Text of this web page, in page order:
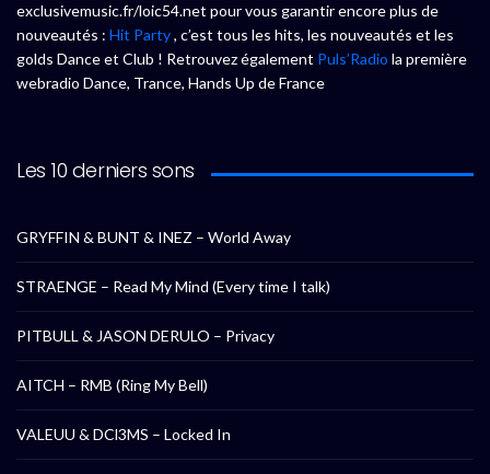
exclusivemusic.fr/loic54.net pour vous garantir encore plus de
nouveautés : Hit Party, c’est tous les hits, les nouveautés et les
golds Dance et Club ! Retrouvez également Puls’Radio la première
webradio Dance, Trance, Hands Up de France
Les 10 derniers sons
GRYFFIN & BUNT & INEZ – World Away
STRAENGE – Read My Mind (Every time I talk)
PITBULL & JASON DERULO – Privacy
AITCH – RMB (Ring My Bell)
VALEUU & DCl3MS – Locked In